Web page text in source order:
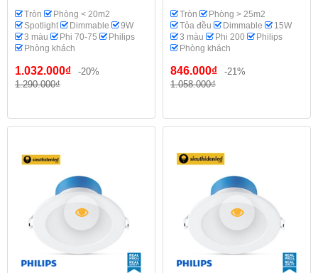
Tròn
Phòng < 20m2
Spotlight
Dimmable
9W
3 màu
Phi 70-75
Philips
Phòng khách
1.032.000₫
-20%
1.290.000₫
Tròn
Phòng > 25m2
Tỏa đều
Dimmable
15W
3 màu
Phi 200
Philips
Phòng khách
846.000₫
-21%
1.058.000₫